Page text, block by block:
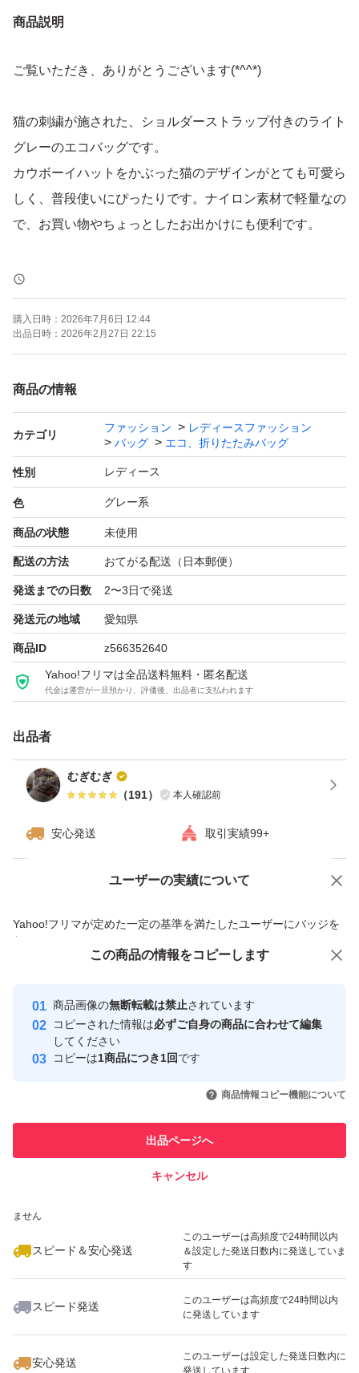
商品説明
ご覧いただき、ありがとうございます(*^^*)
猫の刺繍が施された、ショルダーストラップ付きのライト
グレーのエコバッグです。
カウボーイハットをかぶった猫のデザインがとても可愛ら
しく、普段使いにぴったりです。ナイロン素材で軽量なの
で、お買い物やちょっとしたお出かけにも便利です。
※猫を飼っています。
アレルギーをお持ちの方はご購入をお控え下さい。
◆ご覧になるモニター環境などによって、商品画像と実際
前にご連絡ください。
評価後のご対応は致しかねますのでご理解お願い致しま
す。
ご理解の上、ご購入お願いします。
気になる方や完璧を求める方はご購入をお控えください。
【梱包について】
コンパクトに梱包させていただくため、多少の畳ジワがで
きることがございます。
ご了承くださいませm(_ _)m
【注意事項】
海外製品のため多少作りが甘い場合があります。(タグが
少し斜めになっていたり、縫製が粗い箇所がある等)
よろしくお願いいたします。
【商品の状態】新品未使用
【カラー】グレー系
購入日時： 2026年7月6日 12:44
出品日時： 2026年2月27日 22:15
商品の情報
カテゴリ
ファッション
レディースファッション
バッグ
エコ、折りたたみバッグ
性別 レディース
色 グレー系
商品の状態 未使用
配送の方法 おてがる配送（日本郵便）
発送までの日数 2〜3日で発送
発送元の地域 愛知県
商品ID z566352640
Yahoo!フリマは全品送料無料・匿名配送
代金は運営が一旦預かり、評価後、出品者に支払われます
出品者
むぎむぎ
（191） 本人確認前
安心発送 取引実績99+
ユーザーの実績について
Yahoo!フリマが定めた一定の基準を満たしたユーザーにバッジを
付与しています
安心取引出品者
心・安全なユーザーです
取引実績
引を完了させた実績があります
での取引実績があります
ません
スピード＆安心発送
このユーザーは高頻度で24時間以内
＆設定した発送日数内に発送していま
す
スピード発送
このユーザーは高頻度で24時間以内
に発送しています
安心発送
このユーザーは設定した発送日数内に
発送しています
価格の相談 商品への質問
この商品の情報をコピーします
商品画像の無断転載は禁止されています
コピーされた情報は必ずご自身の商品に合わせて編集
してください
コピーは1商品につき1回です
商品情報コピー機能について
出品ページへ
キャンセル
この商品をみている人にオススメ
いいね！
2,000